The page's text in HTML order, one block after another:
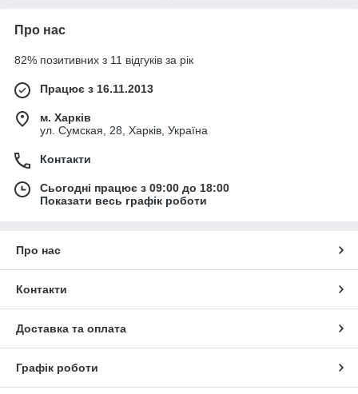
Про нас
82% позитивних з 11 відгуків за рік
Працює з 16.11.2013
м. Харків
ул. Сумская, 28, Харків, Україна
Контакти
Сьогодні працює з 09:00 до 18:00
Показати весь графік роботи
Про нас
Контакти
Доставка та оплата
Графік роботи